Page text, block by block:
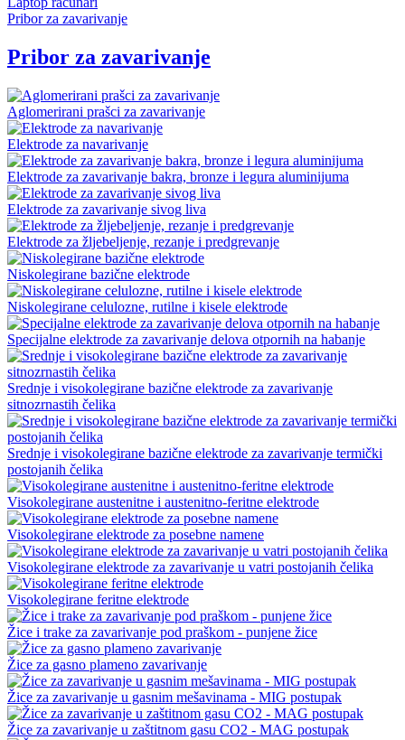
Pribor za zavarivanje
Pribor za zavarivanje
Aglomerirani prašci za zavarivanje
Elektrode za navarivanje
Elektrode za zavarivanje bakra, bronze i legura aluminijuma
Elektrode za zavarivanje sivog liva
Elektrode za žljebeljenje, rezanje i predgrevanje
Niskolegirane bazične elektrode
Niskolegirane celulozne, rutilne i kisele elektrode
Specijalne elektrode za zavarivanje delova otpornih na habanje
Srednje i visokolegirane bazične elektrode za zavarivanje
sitnozrnastih čelika
Srednje i visokolegirane bazične elektrode za zavarivanje termički
postojanih čelika
Visokolegirane austenitne i austenitno-feritne elektrode
Visokolegirane elektrode za posebne namene
Visokolegirane elektrode za zavarivanje u vatri postojanih čelika
Visokolegirane feritne elektrode
Žice i trake za zavarivanje pod praškom - punjene žice
Žice za gasno plameno zavarivanje
Žice za zavarivanje u gasnim mešavinama - MIG postupak
Žice za zavarivanje u zaštitnom gasu CO2 - MAG postupak